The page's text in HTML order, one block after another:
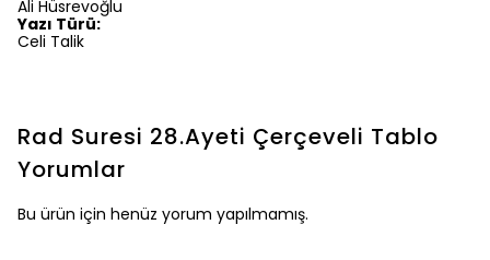
Ali Hüsrevoğlu
Yazı Türü:
Celi Talik
Rad Suresi 28.Ayeti Çerçeveli Tablo
Yorumlar
Bu ürün için henüz yorum yapılmamış.